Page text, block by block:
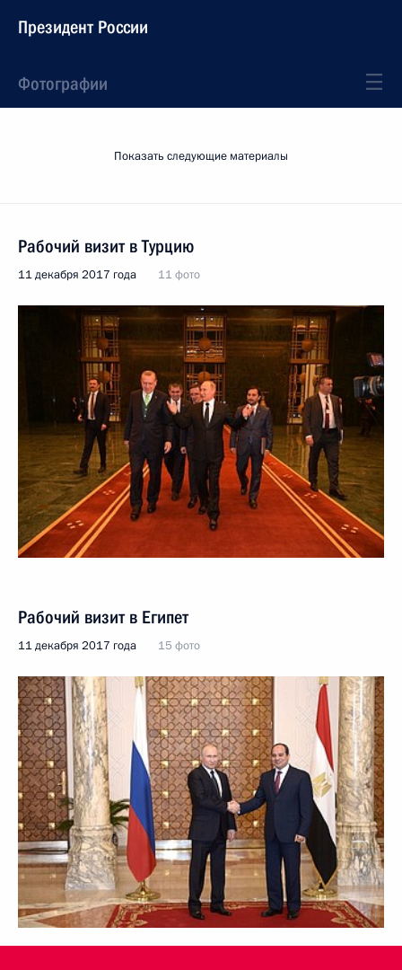
Президент России
Фотографии
Показать следующие материалы
Рабочий визит в Турцию
11 декабря 2017 года 11 фото
Рабочий визит в Египет
11 декабря 2017 года 15 фото